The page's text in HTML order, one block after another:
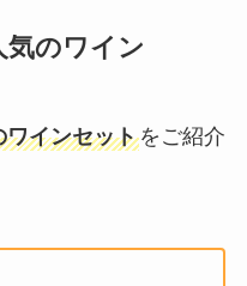
気のワイン
ワインセットをご紹介